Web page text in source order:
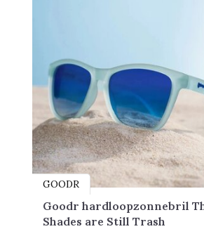
GOODR
Goodr hardloopzonnebril
Shades are Still Trash